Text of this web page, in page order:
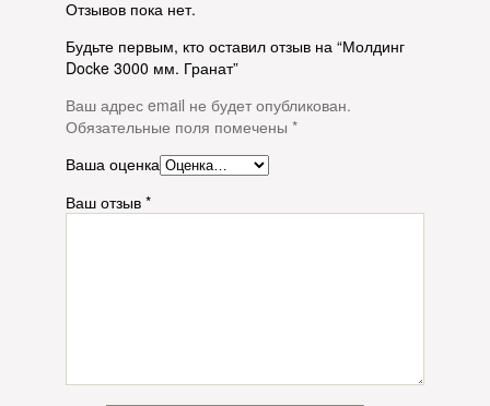
Отзывов пока нет.
Будьте первым, кто оставил отзыв на “Молдинг
Docke 3000 мм. Гранат”
Ваш адрес email не будет опубликован.
Обязательные поля помечены *
Ваша оценка
Ваш отзыв *